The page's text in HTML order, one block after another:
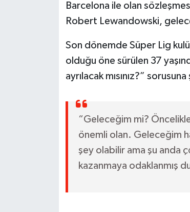
Barcelona ile olan
Robert Lewandowski,
Son dönemde Süper Lig
olduğu öne sürülen 37
ayrılacak mısınız?”
“Geleceğim mi?
önemli olan. Geleceğim
şey olabilir ama şu anda
kazanmaya odaklanmış